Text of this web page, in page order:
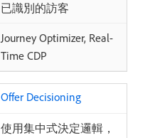
已識別的訪客
Journey Optimizer, Real-
Time CDP
Offer Decisioning
使用集中式決定邏輯，